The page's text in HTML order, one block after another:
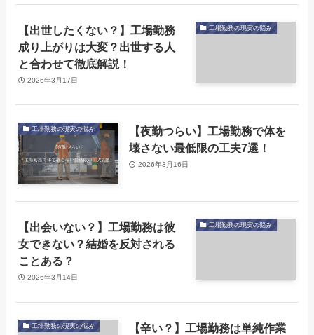
工場勤務の現実の悩み
【出世したくない？】工場勤務
成り上がりは大変？出世する人
と合わせて徹底解説！
2026年3月17日
工場勤務の現実の悩み
【夜勤つらい】工場勤務で体を
壊さない最低限の工夫7選！
2026年3月16日
工場勤務の現実の悩み
【出会いない？】工場勤務は彼
女できない？結婚を反対される
ことある？
2026年3月14日
工場勤務の現実の悩み
【辛い？】工場勤務は単純作業